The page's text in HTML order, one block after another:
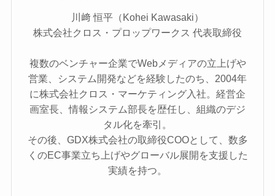
川﨑 恒平（Kohei Kawasaki）
株式会社クロス・プロップワークス 代表取締役
複数のベンチャー企業でWebメディアの立上げや
営業、システム開発などを経験したのち、2004年
に株式会社クロス・マーケティング入社。経営企
画室長、情報システム部長を歴任し、組織のデジ
タル化を牽引。
その後、GDX株式会社の取締役COOとして、数多
くのEC事業立ち上げやグローバル展開を支援した
実績を持つ。